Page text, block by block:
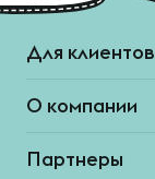
Для клиентов
О компании
Партнеры